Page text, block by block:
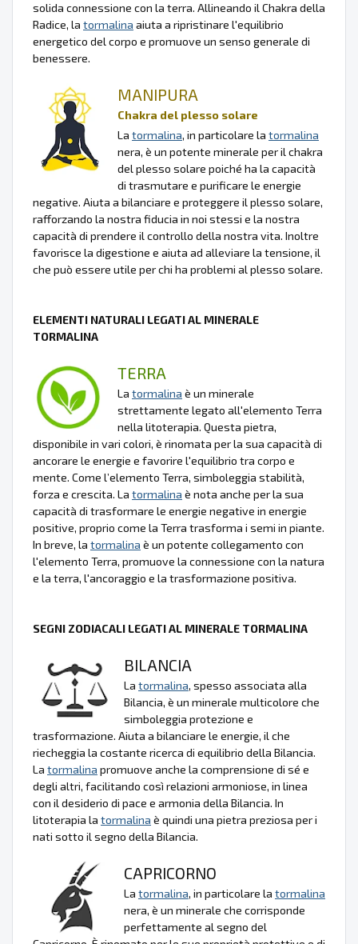
solida connessione con la terra. Allineando il Chakra della
Radice, la tormalina aiuta a ripristinare l'equilibrio
energetico del corpo e promuove un senso generale di
benessere.
MANIPURA
Chakra del plesso solare
La tormalina, in particolare la tormalina
nera, è un potente minerale per il chakra
del plesso solare poiché ha la capacità
di trasmutare e purificare le energie
negative. Aiuta a bilanciare e proteggere il plesso solare,
rafforzando la nostra fiducia in noi stessi e la nostra
capacità di prendere il controllo della nostra vita. Inoltre
favorisce la digestione e aiuta ad alleviare la tensione, il
che può essere utile per chi ha problemi al plesso solare.
ELEMENTI NATURALI LEGATI AL MINERALE
TORMALINA
TERRA
La tormalina è un minerale
strettamente legato all'elemento Terra
nella litoterapia. Questa pietra,
disponibile in vari colori, è rinomata per la sua capacità di
ancorare le energie e favorire l'equilibrio tra corpo e
mente. Come l’elemento Terra, simboleggia stabilità,
forza e crescita. La tormalina è nota anche per la sua
capacità di trasformare le energie negative in energie
positive, proprio come la Terra trasforma i semi in piante.
In breve, la tormalina è un potente collegamento con
l'elemento Terra, promuove la connessione con la natura
e la terra, l'ancoraggio e la trasformazione positiva.
SEGNI ZODIACALI LEGATI AL MINERALE TORMALINA
BILANCIA
La tormalina, spesso associata alla
Bilancia, è un minerale multicolore che
simboleggia protezione e
trasformazione. Aiuta a bilanciare le energie, il che
riecheggia la costante ricerca di equilibrio della Bilancia.
La tormalina promuove anche la comprensione di sé e
degli altri, facilitando così relazioni armoniose, in linea
con il desiderio di pace e armonia della Bilancia. In
litoterapia la tormalina è quindi una pietra preziosa per i
nati sotto il segno della Bilancia.
CAPRICORNO
La tormalina, in particolare la tormalina
nera, è un minerale che corrisponde
perfettamente al segno del